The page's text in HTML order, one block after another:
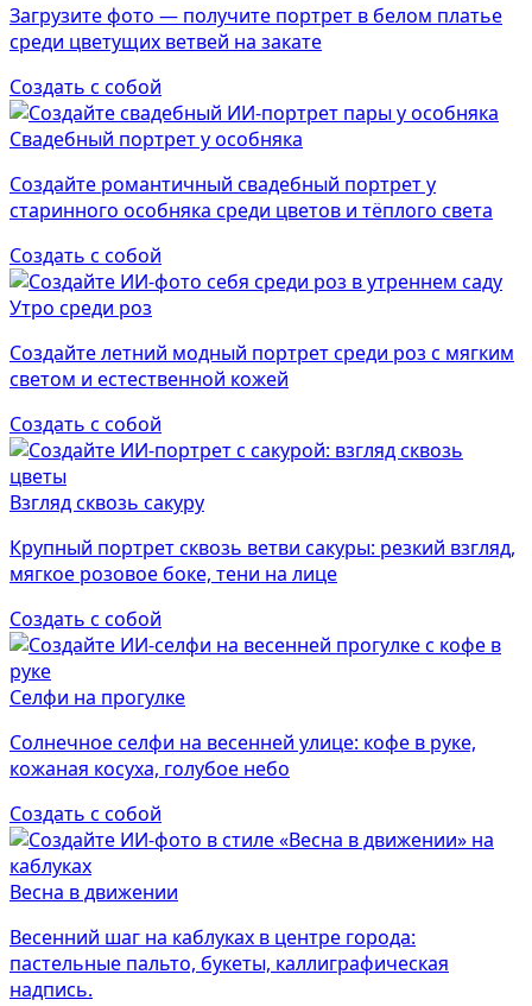
Загрузите фото — получите портрет в белом платье
среди цветущих ветвей на закате
Создать с собой
Свадебный портрет у особняка
Создайте романтичный свадебный портрет у
старинного особняка среди цветов и тёплого света
Создать с собой
Утро среди роз
Создайте летний модный портрет среди роз с мягким
светом и естественной кожей
Создать с собой
Взгляд сквозь сакуру
Крупный портрет сквозь ветви сакуры: резкий взгляд,
мягкое розовое боке, тени на лице
Создать с собой
Селфи на прогулке
Солнечное селфи на весенней улице: кофе в руке,
кожаная косуха, голубое небо
Создать с собой
Весна в движении
Весенний шаг на каблуках в центре города:
пастельные пальто, букеты, каллиграфическая
надпись.